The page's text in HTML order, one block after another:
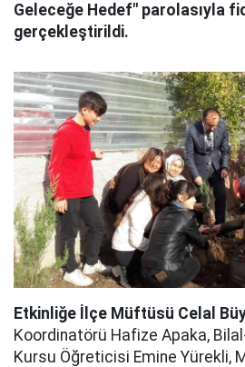
Geleceğe Hedef" parolasıyla
gerçekleştirildi.
Etkinliğe İlçe Müftüsü Celal
Koordinatörü Hafize Apaka,
Kursu Öğreticisi Emine Yürekli,